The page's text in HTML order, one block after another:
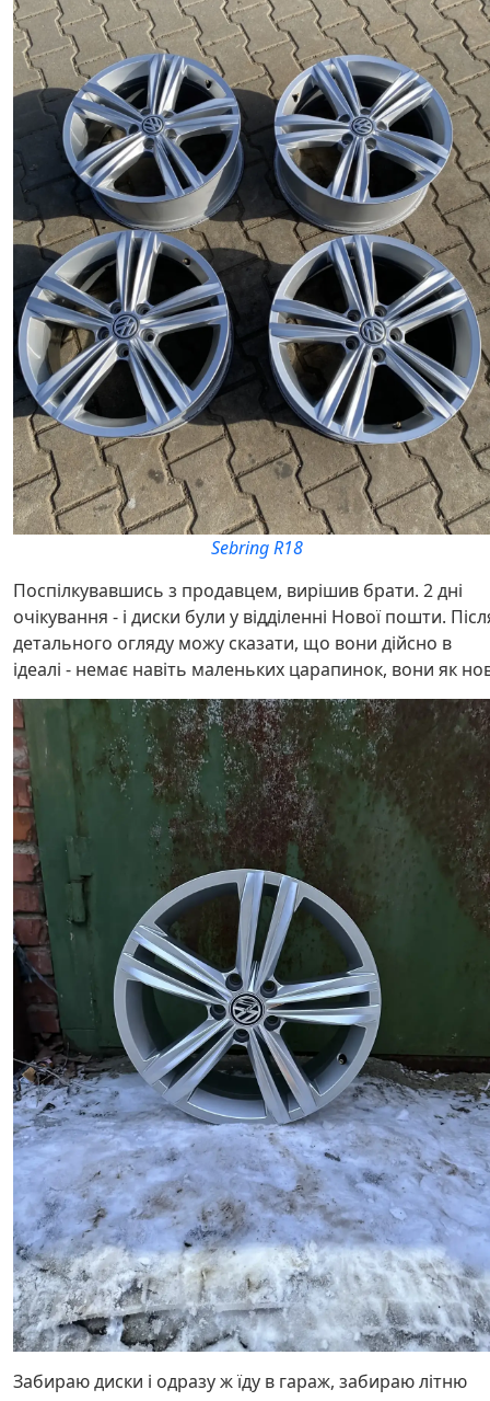
Sebring R18
Поспілкувавшись з продавцем, вирішив брати. 2 дні
очікування - і диски були у відділенні Нової пошти.
детального огляду можу сказати, що вони дійсно в
ідеалі - немає навіть маленьких царапинок, вони як
Забираю диски і одразу ж їду в гараж, забираю літню